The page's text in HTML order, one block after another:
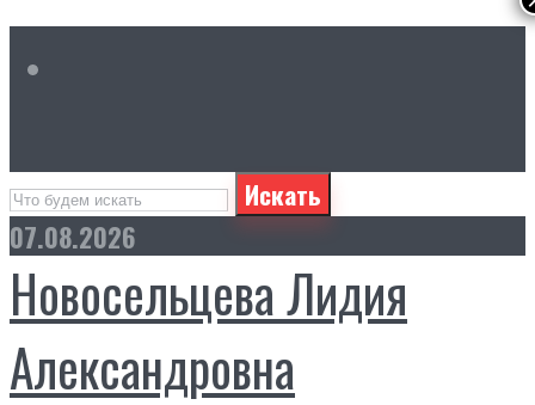
Искать
07.08.2026
Новосельцева Лидия
Александровна